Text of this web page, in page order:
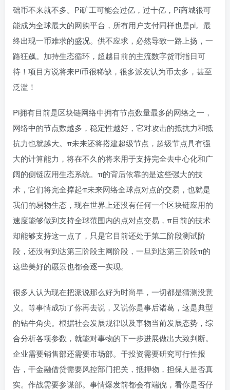
础币不来就不多。Pi矿工可能会过亿，过十亿，Pi商城很可
能成为全球最大的网购平台，所有用户支付同样也是pi。最
终出现一币难求的盛况。供不应求，必然导致一路上扬，一
路狂飙。加持生态循环，超越目前的主流数字货币指日可
待！项目方说将来Pi币很稀缺，很多派友认为币太多，甚至
泛滥！
Pi拥有目前是区块链网络中拥有节点数量最多的网络之一，
网络中的节点数越多，稳定性越好，它对攻击的抵抗力和抵
抗力也就越大。π未来还将搭建超级节点，超级节点具有强
大的计算能力，将在不久的将来用于支持完全去中心化和广
阔的侧链应用生态系统。π的背后依靠的是这些强大的技
术，它们将完全撑起π未来网络全球点对点的交易，也就是
我们的易物生态，现在世界上还没有任何一个区块链应用的
速度能够做到支持全球范围内的点对点交易，π目前的技术
却能够支持这一点了，只是它目前还处于第二阶段测试阶
段，还没有到达第三阶段主网阶段，一旦到达第三阶段π的
这些美好的愿景也都会逐一实现。
很多人认为现在把派说那么好为时尚早，一切都是猜测没意
义。等事情成功了你再去说，又说你是事后诸葛，这是典型
的钻牛角尖。根据社会发展规律以及事物当前发展态势，综
合分析各项参数，就能对事物的下一步进展做出大致判断。
企业需要销售部还需要市场部。干投资需要研究可行性报
告，干金融借贷需要风控部门把关，抵押物，担保人是否真
实。作战需要参谋部。事情爆发前都会有端倪，看你是否仔